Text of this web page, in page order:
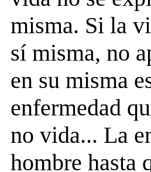
misma. Si la
sí misma, no
en su misma
enfermedad
no vida... La
hombre hasta